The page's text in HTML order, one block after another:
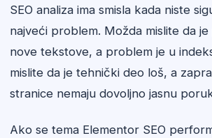
SEO analiza ima smisla kada niste
najveći problem. Možda mislite da
nove tekstove, a problem je u
mislite da je tehnički deo loš, a
stranice nemaju dovoljno jasnu
Ako se tema Elementor SEO